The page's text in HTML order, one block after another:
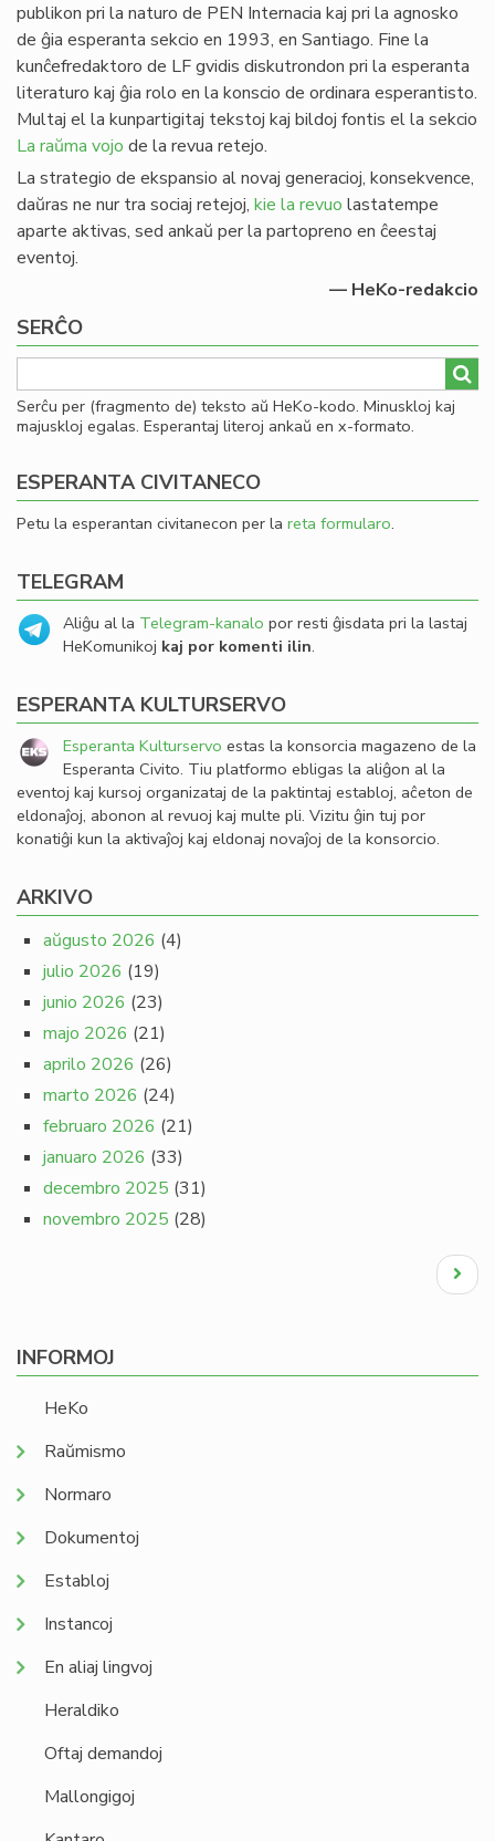
publikon pri la naturo de PEN Internacia kaj pri la agnosko
de ĝia esperanta sekcio en 1993, en Santiago. Fine la
kunĉefredaktoro de LF gvidis diskutrondon pri la esperanta
literaturo kaj ĝia rolo en la konscio de ordinara esperantisto.
Multaj el la kunpartigitaj tekstoj kaj bildoj fontis el la sekcio
La raŭma vojo de la revua retejo.
La strategio de ekspansio al novaj generacioj, konsekvence,
daŭras ne nur tra sociaj retejoj, kie la revuo lastatempe
aparte aktivas, sed ankaŭ per la partopreno en ĉeestaj
eventoj.
— HeKo-redakcio
SERĈO
Serĉu per (fragmento de) teksto aŭ HeKo-kodo. Minuskloj kaj
majuskloj egalas. Esperantaj literoj ankaŭ en x-formato.
ESPERANTA CIVITANECO
Petu la esperantan civitanecon per la reta formularo.
TELEGRAM
Aliĝu al la Telegram-kanalo por resti ĝisdata pri la lastaj
HeKomunikoj kaj por komenti ilin.
ESPERANTA KULTURSERVO
Esperanta Kulturservo estas la konsorcia magazeno de la
Esperanta Civito. Tiu platformo ebligas la aliĝon al la
eventoj kaj kursoj organizataj de la paktintaj establoj, aĉeton de
eldonaĵoj, abonon al revuoj kaj multe pli. Vizitu ĝin tuj por
konatiĝi kun la aktivaĵoj kaj eldonaj novaĵoj de la konsorcio.
ARKIVO
aŭgusto 2026 (4)
julio 2026 (19)
junio 2026 (23)
majo 2026 (21)
aprilo 2026 (26)
marto 2026 (24)
februaro 2026 (21)
januaro 2026 (33)
decembro 2025 (31)
novembro 2025 (28)
Next
page
INFORMOJ
HeKo
Raŭmismo
Normaro
Dokumentoj
Establoj
Instancoj
En aliaj lingvoj
Heraldiko
Oftaj demandoj
Mallongigoj